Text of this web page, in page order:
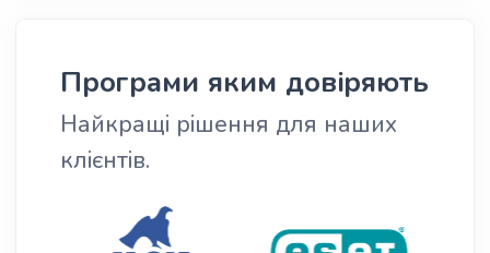
Програми яким довіряють
Найкращі рішення для наших
клієнтів.